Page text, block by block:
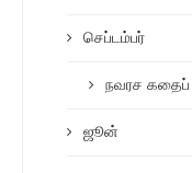
செப்டம்பர்
நவரச கதைப்
ஜூன்